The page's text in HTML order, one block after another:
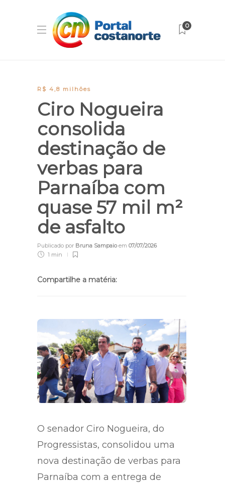
0
R$ 4,8 milhões
Ciro Nogueira
consolida
destinação de
verbas para
Parnaíba com
quase 57 mil m²
de asfalto
Publicado por Bruna Sampaioem 07/07/2026
1 min
Compartilhe a matéria:
O senador Ciro Nogueira, do
Progressistas, consolidou uma
nova destinação de verbas para
Parnaíba com a entrega de